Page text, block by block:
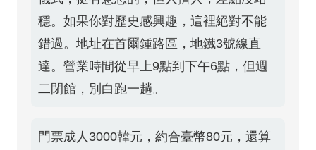
穩。如果你對歷史感興趣，這裡絕對不能
錯過。地址在首爾鍾路區，地鐵3號線直
達。營業時間從早上9點到下午6點，但週
二閉館，別白跑一趟。
門票成人3000韓元，約合臺幣80元，還算